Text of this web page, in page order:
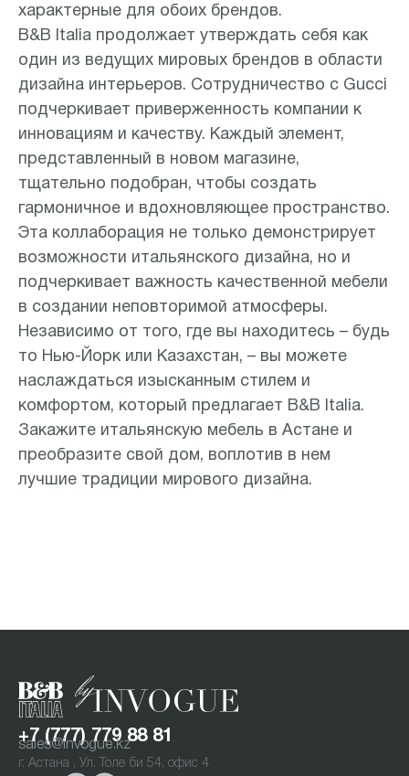
характерные для обоих брендов.
B&B Italia продолжает утверждать себя как
один из ведущих мировых брендов в области
дизайна интерьеров. Сотрудничество с Gucci
подчеркивает приверженность компании к
инновациям и качеству. Каждый элемент,
представленный в новом магазине,
тщательно подобран, чтобы создать
гармоничное и вдохновляющее пространство.
Эта коллаборация не только демонстрирует
возможности итальянского дизайна, но и
подчеркивает важность качественной мебели
в создании неповторимой атмосферы.
Независимо от того, где вы находитесь – будь
то Нью-Йорк или Казахстан, – вы можете
наслаждаться изысканным стилем и
комфортом, который предлагает B&B Italia.
Закажите итальянскую мебель в Астане и
преобразите свой дом, воплотив в нем
лучшие традиции мирового дизайна.
+7 (777) 779 88 81
sales@invogue.kz
г. Астана , Ул. Толе би 54, офис 4